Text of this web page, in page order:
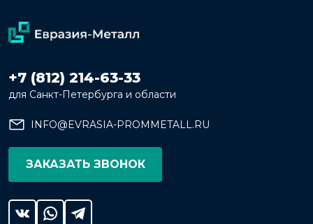
+7 (812) 214-63-33
для Санкт-Петербурга и области
INFO@EVRASIA-PROMMETALL.RU
ЗАКАЗАТЬ ЗВОНОК